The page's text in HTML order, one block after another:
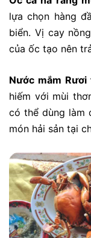
lựa chọn hàng
biển. Vị cay
của ốc tạo nên
Nước mắm
hiếm với mùi
có thể dùng làm
món hải sản tại